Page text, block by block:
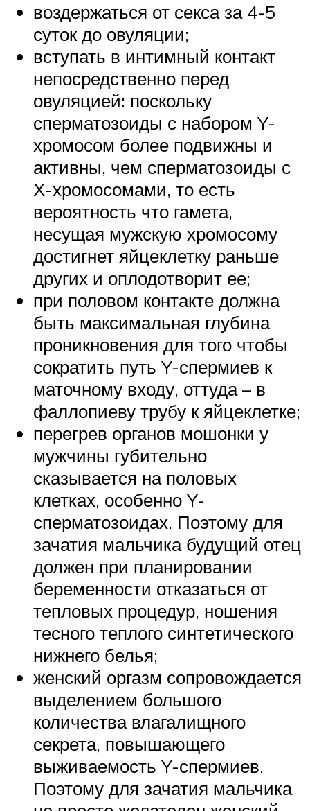
воздержаться от секса за 4-5
суток до овуляции;
вступать в интимный контакт
непосредственно перед
овуляцией: поскольку
сперматозоиды с набором Y-
хромосом более подвижны и
активны, чем сперматозоиды с
Х-хромосомами, то есть
вероятность что гамета,
несущая мужскую хромосому
достигнет яйцеклетку раньше
других и оплодотворит ее;
при половом контакте должна
быть максимальная глубина
проникновения для того чтобы
сократить путь Y-спермиев к
маточному входу, оттуда – в
фаллопиеву трубу к яйцеклетке;
перегрев органов мошонки у
мужчины губительно
сказывается на половых
клетках, особенно Y-
сперматозоидах. Поэтому для
зачатия мальчика будущий отец
должен при планировании
беременности отказаться от
тепловых процедур, ношения
тесного теплого синтетического
нижнего белья;
женский оргазм сопровождается
выделением большого
количества влагалищного
секрета, повышающего
выживаемость Y-спермиев.
Поэтому для зачатия мальчика